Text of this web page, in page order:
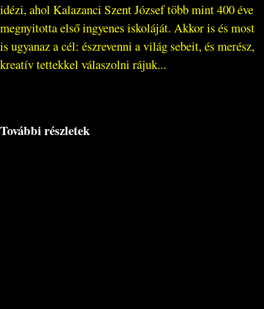
idézi, ahol Kalazanci Szent József több mint 400 éve
megnyitotta első ingyenes iskoláját. Akkor is és most
is ugyanaz a cél: észrevenni a világ sebeit, és merész,
kreatív tettekkel válaszolni rájuk...
További részletek